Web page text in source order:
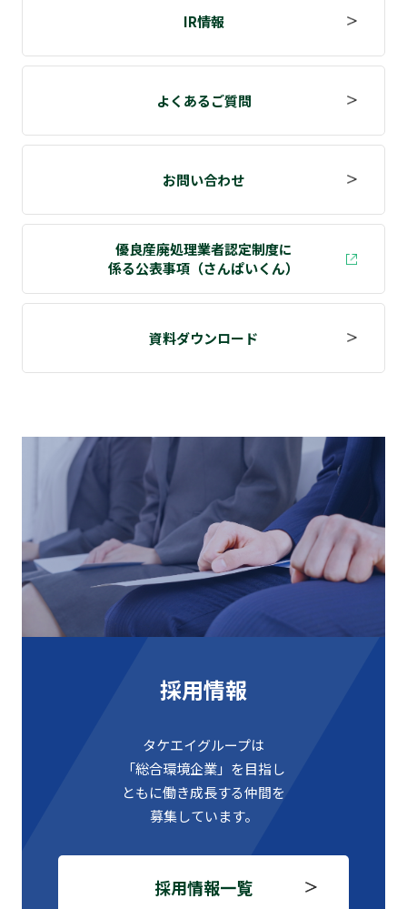
IR情報
よくあるご質問
お問い合わせ
優良産廃処理業者認定制度に
係る公表事項（さんぱいくん）
資料ダウンロード
採⽤情報
タケエイグループは
「総合環境企業」を⽬指し
ともに働き成⻑する仲間を
募集しています。
採⽤情報⼀覧